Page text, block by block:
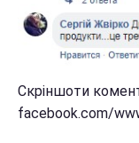
Скріншоти
facebook.com/